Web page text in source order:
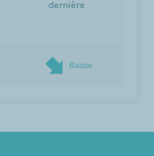
dernière
Baisse